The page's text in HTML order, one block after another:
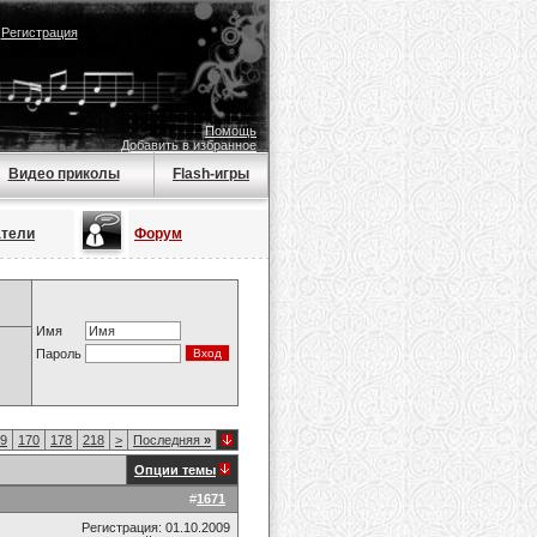
Регистрация
Помощь
Добавить в избранное
Видео приколы Flash-игры
Форум
Имя
Пароль
170 178 218 > Последняя »
Опции темы
#1671
Регистрация: 01.10.2009